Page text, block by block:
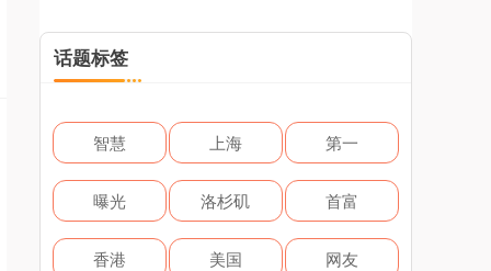
话题标签
智慧 上海 第一
曝光 洛杉矶 首富
香港 美国 网友